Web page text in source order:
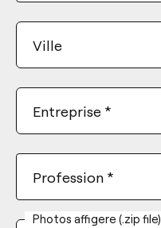
Ville
Entreprise *
Profession *
Photos affigere (.zip file)